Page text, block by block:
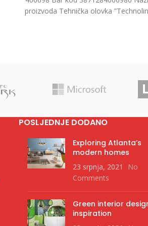
proizvoda Tehnička olovka
POSLJEDNJE DODANO
Exploring Atlanta’s
modern homes
23 srpnja, 2021
No
Comments
Green interior
inspiration